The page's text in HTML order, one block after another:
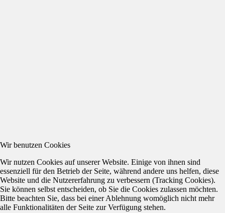
Wir benutzen Cookies
Wir nutzen Cookies auf unserer Website. Einige von ihnen sind
essenziell für den Betrieb der Seite, während andere uns helfen, diese
Website und die Nutzererfahrung zu verbessern (Tracking Cookies).
Sie können selbst entscheiden, ob Sie die Cookies zulassen möchten.
Bitte beachten Sie, dass bei einer Ablehnung womöglich nicht mehr
alle Funktionalitäten der Seite zur Verfügung stehen.